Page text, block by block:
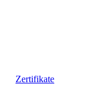
Zertifikate